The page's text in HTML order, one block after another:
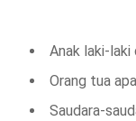
Anak laki-laki
Orang tua
Saudara-